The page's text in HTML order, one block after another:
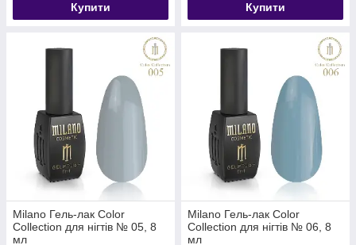
Купити Купити
Milano Гель-лак Color
Collection для нігтів № 05, 8
мл
Milano Гель-лак Color
Collection для нігтів № 06, 8
мл